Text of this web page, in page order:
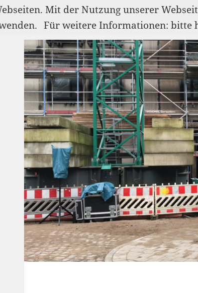
Mit der Nutzung unserer
Für weitere Informationen: bitte